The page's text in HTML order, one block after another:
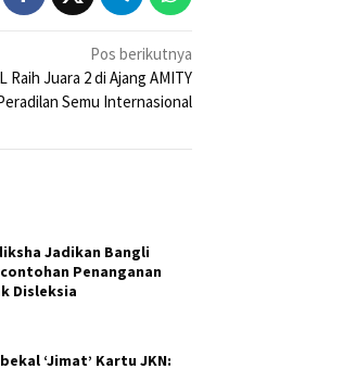
Pos berikutnya
Raih Juara 2 di Ajang AMITY
Semu Internasional
Jadikan Bangli
Penanganan
Disleksia
‘Jimat’ Kartu JKN: